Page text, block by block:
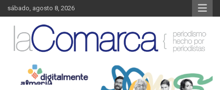
Saltar
al
contenido
sábado, agosto 8, 2026
La Comarca – Noticias del
Almanzora
Almanzora y sus localidades.